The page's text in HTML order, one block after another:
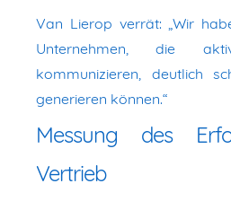
Van Lierop verrät: „Wir
Unternehmen, die
kommunizieren, deutlich
generieren können.“
Messung des
Vertrieb